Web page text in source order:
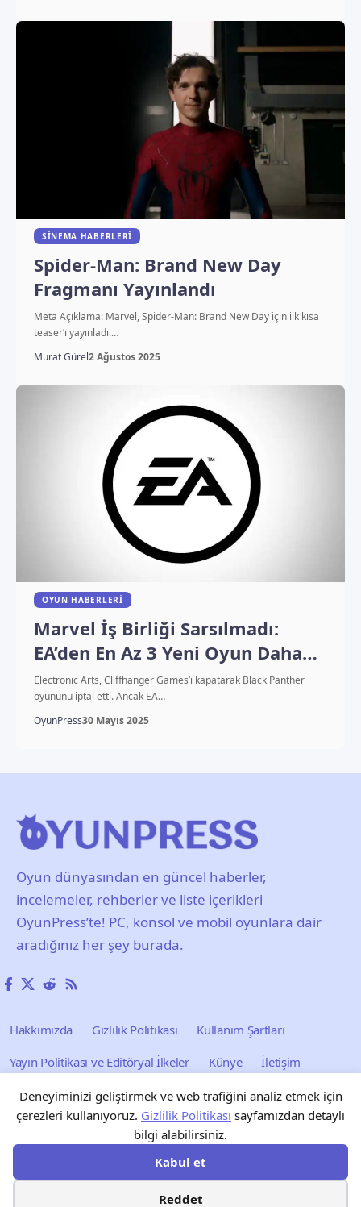
Deneyiminizi geliştirmek ve web trafiğini analiz etmek için
çerezleri kullanıyoruz. Gizlilik Politikası sayfamızdan detaylı
bilgi alabilirsiniz.
Kabul et
Reddet
SINEMA HABERLERI
Spider-Man: Brand New Day
Fragmanı Yayınlandı
Meta Açıklama: Marvel, Spider-Man: Brand New Day için ilk kısa
teaser’ı yayınladı.…
Murat Gürel2 Ağustos 2025
OYUN HABERLERI
Marvel İş Birliği Sarsılmadı:
EA’den En Az 3 Yeni Oyun Daha
Geliyor
Electronic Arts, Cliffhanger Games’i kapatarak Black Panther
oyununu iptal etti. Ancak EA…
OyunPress30 Mayıs 2025
Oyun dünyasından en güncel haberler,
incelemeler, rehberler ve liste içerikleri
OyunPress’te! PC, konsol ve mobil oyunlara dair
aradığınız her şey burada.
Hakkımızda Gizlilik Politikası
Kullanım Şartları
Yayın Politikası ve Editöryal İlkeler
Künye
İletişim
Reklam
Blog Forum Tarayıcı Oyunları